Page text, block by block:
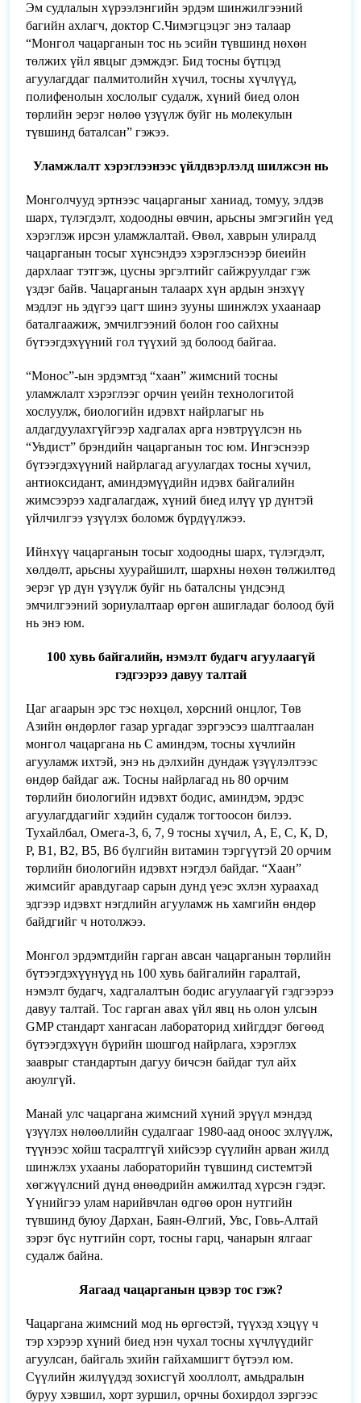
Эм судлалын хүрээлэнгийн эрдэм шинжилгээний
багийн ахлагч, доктор С.Чимэгцэцэг энэ талаар
“Монгол чацарганын тос нь эсийн түвшинд нөхөн
төлжих үйл явцыг дэмждэг. Бид тосны бүтцэд
агуулагддаг палмитолийн хүчил, тосны хүчлүүд,
полифенолын хослолыг судалж, хүний биед олон
төрлийн эерэг нөлөө үзүүлж буйг нь молекулын
түвшинд баталсан” гэжээ.
Уламжлалт хэрэглээнээс үйлдвэрлэлд шилжсэн нь
Монголчууд эртнээс чацарганыг ханиад, томуу, элдэв
шарх, түлэгдэлт, ходоодны өвчин, арьсны эмгэгийн үед
хэрэглэж ирсэн уламжлалтай. Өвөл, хаврын улиралд
чацарганын тосыг хүнсэндээ хэрэглэснээр биеийн
дархлааг тэтгэж, цусны эргэлтийг сайжруулдаг гэж
үздэг байв. Чацарганын талаарх хүн ардын энэхүү
мэдлэг нь эдүгээ цагт шинэ зууны шинжлэх ухаанаар
баталгаажиж, эмчилгээний болон гоо сайхны
бүтээгдэхүүний гол түүхий эд болоод байгаа.
“Монос”-ын эрдэмтэд “хаан” жимсний тосны
уламжлалт хэрэглээг орчин үеийн технологитой
хослуулж, биологийн идэвхт найрлагыг нь
алдагдуулахгүйгээр хадгалах арга нэвтрүүлсэн нь
“Увдист” брэндийн чацарганын тос юм. Ингэснээр
бүтээгдэхүүний найрлагад агуулагдах тосны хүчил,
антиоксидант, аминдэмүүдийн идэвх байгалийн
жимсээрээ хадгалагдаж, хүний биед илүү үр дүнтэй
үйлчилгээ үзүүлэх боломж бүрдүүлжээ.
Ийнхүү чацарганын тосыг ходоодны шарх, түлэгдэлт,
хөлдөлт, арьсны хуурайшилт, шархны нөхөн төлжилтөд
эерэг үр дүн үзүүлж буйг нь баталсны үндсэнд
эмчилгээний зориулалтаар өргөн ашигладаг болоод буй
нь энэ юм.
100 хувь байгалийн, нэмэлт будагч агуулаагүй
гэдгээрээ давуу талтай
Цаг агаарын эрс тэс нөхцөл, хөрсний онцлог, Төв
Азийн өндөрлөг газар ургадаг зэргээсээ шалтгаалан
монгол чацаргана нь С аминдэм, тосны хүчлийн
агууламж ихтэй, энэ нь дэлхийн дундаж үзүүлэлтээс
өндөр байдаг аж. Тосны найрлагад нь 80 орчим
төрлийн биологийн идэвхт бодис, аминдэм, эрдэс
агуулагддагийг хэдийн судалж тогтоосон билээ.
Тухайлбал, Омега-3, 6, 7, 9 тосны хүчил, А, Е, С, К, D,
Р, В1, В2, В5, В6 бүлгийн витамин тэргүүтэй 20 орчим
төрлийн биологийн идэвхт нэгдэл байдаг. “Хаан”
жимсийг аравдугаар сарын дунд үеэс эхлэн хураахад
эдгээр идэвхт нэгдлийн агууламж нь хамгийн өндөр
байдгийг ч нотолжээ.
Монгол эрдэмтдийн гарган авсан чацарганын төрлийн
бүтээгдэхүүнүүд нь 100 хувь байгалийн гаралтай,
нэмэлт будагч, хадгалалтын бодис агуулаагүй гэдгээрээ
давуу талтай. Тос гарган авах үйл явц нь олон улсын
GMP стандарт хангасан лабораторид хийгддэг бөгөөд
бүтээгдэхүүн бүрийн шошгод найрлага, хэрэглэх
зааврыг стандартын дагуу бичсэн байдаг тул айх
аюулгүй.
Манай улс чацаргана жимсний хүний эрүүл мэндэд
үзүүлэх нөлөөллийн судалгааг 1980-аад оноос эхлүүлж,
түүнээс хойш тасралтгүй хийсээр сүүлийн арван жилд
шинжлэх ухааны лабораторийн түвшинд системтэй
хөгжүүлсний дүнд өнөөдрийн амжилтад хүрсэн гэдэг.
Үүнийгээ улам нарийвчлан өдгөө орон нутгийн
түвшинд буюу Дархан, Баян-Өлгий, Увс, Говь-Алтай
зэрэг бүс нутгийн сорт, тосны гарц, чанарын ялгааг
судалж байна.
Яагаад чацарганын цэвэр тос гэж?
Чацаргана жимсний мод нь өргөстэй, түүхэд хэцүү ч
тэр хэрээр хүний биед нэн чухал тосны хүчлүүдийг
агуулсан, байгаль эхийн гайхамшигт бүтээл юм.
Сүүлийн жилүүдэд зохисгүй хооллолт, амьдралын
буруу хэвшил, хорт зуршил, орчны бохирдол зэргээс